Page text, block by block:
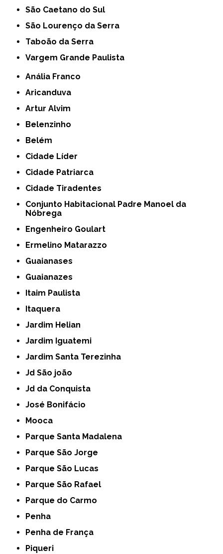
São Caetano do Sul
São Lourenço da Serra
Taboão da Serra
Vargem Grande Paulista
Anália Franco
Aricanduva
Artur Alvim
Belenzinho
Belém
Cidade Líder
Cidade Patriarca
Cidade Tiradentes
Conjunto Habitacional Padre Manoel da
Nóbrega
Engenheiro Goulart
Ermelino Matarazzo
Guaianases
Guaianazes
Itaim Paulista
Itaquera
Jardim Helian
Jardim Iguatemi
Jardim Santa Terezinha
Jd São joão
Jd da Conquista
José Bonifácio
Mooca
Parque Santa Madalena
Parque São Jorge
Parque São Lucas
Parque São Rafael
Parque do Carmo
Penha
Penha de França
Piqueri